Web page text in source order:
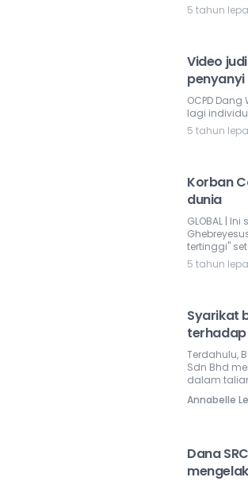
5 tahun
Video
penyanyi
OCPD
lagi
5 tahun
Korban
dunia
GLOBAL |
tertinggi"
5 tahun
Syarikat
Terdahulu,
Sdn Bhd
dalam
Annabelle
Dana